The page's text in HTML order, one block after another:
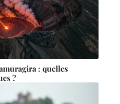
: quelles
?